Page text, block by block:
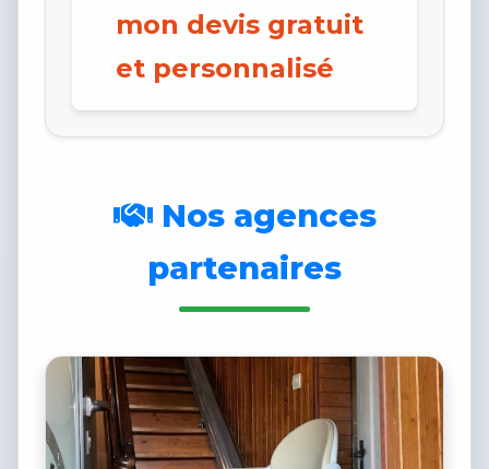
mon devis gratuit
et personnalisé
Nos agences
partenaires